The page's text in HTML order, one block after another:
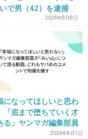
+31 -1
てまあ介入したが
乱にしかならない
+5 -0
で男（42）を逮捕
2026年8月8日
になってほしいと思わ
「底まで堕ちていく才
る」ヤンマガ編集部員
いちゃんと山田さん』
2026年8月1日